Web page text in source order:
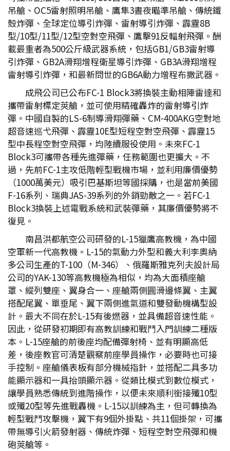
吊艙、OC5雷射照明吊艙、鷹隼3晝夜瞄準吊艙、傳統鐵
殼炸彈、全球定位導引炸彈、雷射導引炸彈、霹靂8B
型/10型/11型/12型空對空飛彈、鷹擊91反輻射飛彈。酬
載最重者為500公斤級武器系統，包括GB1/GB3雷射導
引炸彈、GB2A滑翔增程衛星導引炸彈、GB3A滑翔增程
雷射導引炸彈，和最新問世的GB6A動力增程布撒武器。
成飛公司已公布FC-1 Block3將換裝主動相陣雷達和
攜帶雷射標定莢艙，並可使用精確轟炸的雷射導引炸
彈。中國自製的LS-6制導滑翔彈藥、CM-400AKG空對地
超音速巡弋飛彈、霹靂10E型短程空對空飛彈、霹靂15
型中長程空對空飛彈，均陸續服役使用。未來FC-1
Block3可攜帶各種先進彈藥，任務範圍也更擴大。不
過，先前FC-1主攻低階輕型戰機市場，並利用廉價優勢
（1000萬美元）吸引巴基斯坦等國採購，也是當前美國
F-16系列、瑞典JAS-39系列的外銷勁敵之一。若FC-1
Block3換裝上述電戰系統和武裝彈藥，其廉價優勢將不
復見。
南昌洪都航空公司研發的L-15獵鷹高教機，為中國
空軍新一代高教機。L-15的氣動力外型和義大利李奧納
多公司生產的T-100（M-346）、俄羅斯雅克列夫設計局
公司的YAK-130等高教機極為相似，均為大面積座艙
罩、縱列雙座、翼身合一、座艙兩側圓滑邊條翼、主翼
搭配尾翼、單垂尾、翼下兩側進氣道和雙發動機構型設
計。最大不同在於L-15有後燃器，並具備超音速性能。
因此，從研發初期即有高教訓練和戰鬥入門訓練二種版
本。L-15座艙的前後座均配備彈射椅、並有明顯高低
差，後座教官可清楚觀察前座學員操作，必要時也可接
手控制。座艙儀表板有部分機械指針，並搭配二具多功
能顯示器和一具抬頭顯示器。從類比模式到數位模式，
讓學員熟悉傳統到進階操作，以便未來順利銜接殲10型
或殲20型等先進戰轟機。L-15以訓練為主，但可轉換為
輕型戰鬥攻擊機，翼下有9個外掛點、共11個掛架，可攜
帶無導引火箭發射器、傳統炸彈、短程空對空飛彈和機
砲莢艙等。